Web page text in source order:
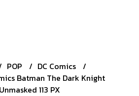
POP
DC Comics
Batman The Dark Knight
113 PX